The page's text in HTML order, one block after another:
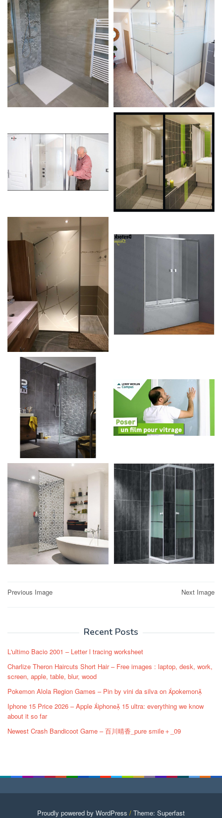
Post
Previous Image Next Image
Recent Posts
L'ultimo Bacio 2001 – Letter l tracing worksheet
Charlize Theron Haircuts Short Hair – Free images : laptop, desk, work,
screen, apple, table, blur, wood
Pokemon Alola Region Games – Pin by vini da silva on pokemon
Iphone 15 Price 2026 – Apple iphone 15 ultra: everything we know
about it so far
Newest Crash Bandicoot Game – 百川晴香_pure smile＋_09
Proudly powered by WordPress / Theme: Superfast